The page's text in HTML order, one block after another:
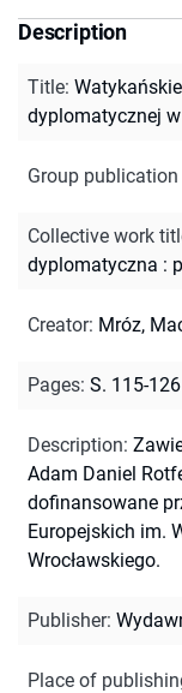
Description
Title:
dyplomatycznej
Group
Collective work
dyplomatyczna :
Creator: Mróz,
Pages: S. 115-126
Description:
Adam Daniel
dofinansowane
Europejskich im.
Wrocławskiego.
Publisher:
Place of